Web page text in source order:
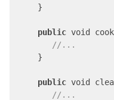
     }
public void
//...
     }
public void
//...